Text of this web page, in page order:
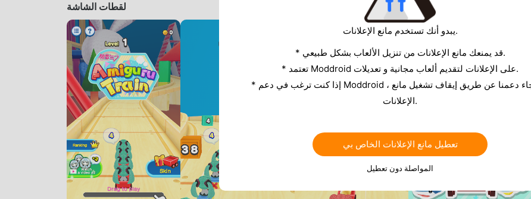
لقطات الشاشة
يبدو أنك تستخدم مانع الإعلانات.
* قد يمنعك مانع الإعلانات من تنزيل الألعاب بشكل طبيعي.
* تعتمد Moddroid على الإعلانات لتقديم ألعاب مجانية و تعديلات.
* إذا كنت ترغب في دعم Moddroid ، فالرجاء دعمنا عن طريق إيقاف تشغيل مانع
الإعلانات.
تعطيل مانع الإعلانات الخاص بي
المواصلة دون تعطيل